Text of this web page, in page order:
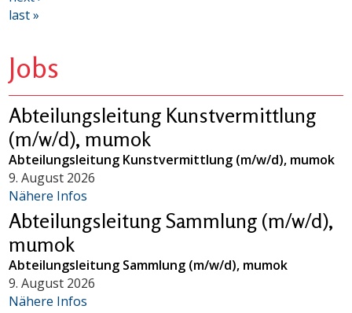
last »
Jobs
Abteilungsleitung Kunstvermittlung
(m/w/d), mumok
Abteilungsleitung Kunstvermittlung (m/w/d), mumok
9. August 2026
Nähere Infos
Abteilungsleitung Sammlung (m/w/d),
mumok
Abteilungsleitung Sammlung (m/w/d), mumok
9. August 2026
Nähere Infos